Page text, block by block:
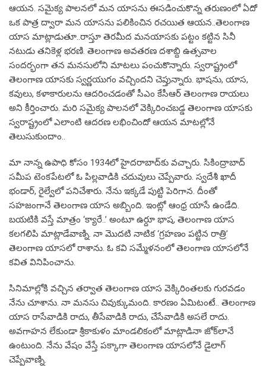
ఆయ‌న‌. స‌మైక్య పాల‌న‌లో మ‌న యాస‌ను ఈస‌డించుకొన్న త‌రుణంలో ఏదో
ఒక పాత్ర ద్వారా మ‌న యాస‌ను ప‌లికించిన ర‌చ‌యిత ఆయ‌న‌..తెలంగాణ
యాస మాట్లాడుతూ..రాస్తూ తెర‌మీద మ‌న‌యాస‌కు ప‌ట్టం క‌ట్టిన సినీ
న‌టుడు త‌నికెళ్ల భ‌ర‌ణి. తెలంగాణ అవ‌త‌ర‌ణ ద‌శాబ్ది ఉత్స‌వాల
సంద‌ర్భంగా త‌న మ‌న‌సులోని మాట‌లు పంచుకొన్నారు. స్వ‌రాష్ట్రంలో
తెలంగాణ యాస‌కు స్వ‌ర్ణ‌యుగం వ‌చ్చింద‌ని చెప్తున్నారు. భాష‌ను, యాస‌,
క‌వులు, క‌ళాకారుల‌ను ఆద‌రించ‌డంతో సీఎం కేసీఆర్ తెలంగాణ రాయ‌లు
అని కీర్తించారు. మ‌రి స‌మైక్య పాల‌న‌లో వెక్కిరించ‌బ‌డ్డ తెలంగాణ యాస‌కు
స్వ‌రాష్ట్రంలో ఎలాంటి ఆద‌ర‌ణ ల‌భించిందో ఆయ‌న మాట‌ల్లోనే
తెలుసుకుందాం..
మా నాన్న ఉపాధి కోసం 1934లో హైద‌రాబాద్‌కు వచ్చారు. సికింద్రాబాద్
సమీప టెంకపేటలో ఓ పిల్లవాడికి చదువులు చెప్పేవారు. స్వదేశీ ఖాదీ
భండార్‌, రైల్వేలో పనిచేశారు. నేను ఇక్కడే పుట్టి పెరిగాన. దీంతో
సహజంగానే తెలంగాణ యాస అబ్బింది. ఇంట్లో ఆంధ్ర యాసే ఉండేది.
బయటికి వస్తే మాత్రం ‘క్యారే..’ అంటూ ఉర్దూ భాష, తెలంగాణ యాస
కలగలిపి మాట్లాడేవాణ్ని. నా మొదటి నాటిక ‘గ్రహణం పట్టిన రాత్రి’
తెలంగాణ యాసలో రాశాను. ఓ కవి సమ్మేళనంలో తెలంగాణ యాసలోనే
కవిత వినిపించాను.
సినిమాల్లోకి వచ్చిన తర్వాత తెలంగాణ యాస వెక్కిరింత‌ల‌కు గురవ‌డం
నేను చూశాను. నా మనసు చివుక్కుమంది. కారణం ఏమిటంటే.. తెలంగాణ
యాస‌ రాసేవాడికి రాదు, తీసేవాడికి రాదు, చేసేవాడికి అసలే రాదు.
అవగాహన లేకుండా శ్రీకాకుళం మాండలికంలో మాట్లాడినా జోక్‌లానే
ఉంటుంది. నేను వేషం వేస్తే పక్కాగా తెలంగాణ యాసలోనే డైలాగ్‌
చెప్పేవాణ్ని.